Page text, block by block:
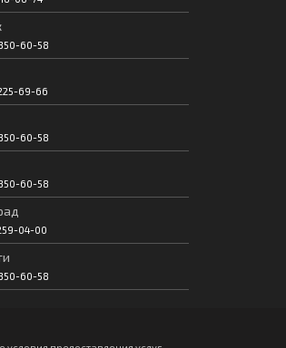
60-58
69-66
60-58
60-58
04-00
60-58